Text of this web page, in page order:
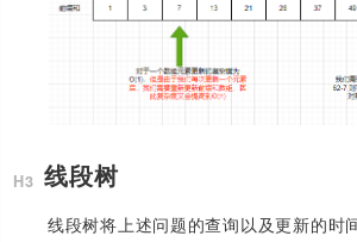
线段树
线段树将上述问题的查询以及更新的时